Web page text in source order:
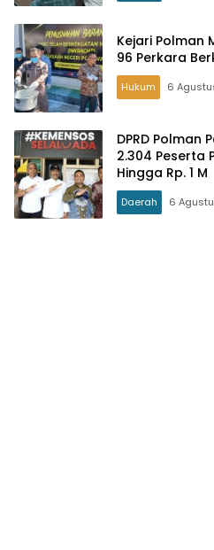
Kejari Polman
96 Perkara
Hukum 6
DPRD Polman
2.304 Peserta
Hingga Rp. 1 M
Daerah 6